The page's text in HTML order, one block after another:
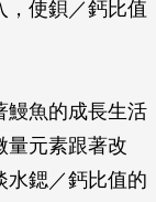
，使鋇／鈣比值
魚的成長生活
量元素跟著改
水鍶／鈣比值的